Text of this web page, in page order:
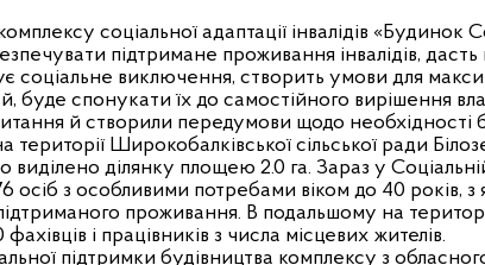
соціальної адаптації інвалідів
підтримане проживання інвалідів, дасть
соціальне виключення, створить умови для
буде спонукати їх до самостійного вирішення
й створили передумови щодо необхідності
території Широкобалківської сільської ради
виділено ділянку площею 2.0 га. Зараз у
осіб з особливими потребами віком до 40 років,
проживання. В подальшому на
і працівників з числа місцевих жителів.
підтримки будівництва комплексу з